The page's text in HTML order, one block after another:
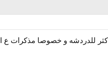
للدردشه و خصوصا مذكرات ع